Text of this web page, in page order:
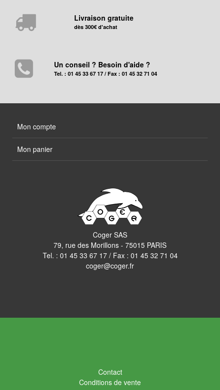
Livraison gratuite
dès 300€ d'achat
Un conseil ? Besoin d'aide ?
Tel. : 01 45 33 67 17 / Fax : 01 45 32 71 04
Mon compte
Mon panier
Coger SAS
79, rue des Morillons - 75015 PARIS
Tel. : 01 45 33 67 17/ Fax : 01 45 32 71 04
coger@coger.fr
Contact
Conditions de vente